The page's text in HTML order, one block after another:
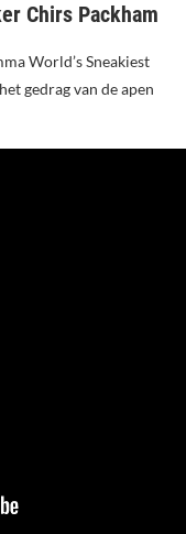
Chirs Packham
World’s Sneakiest
gedrag van de apen